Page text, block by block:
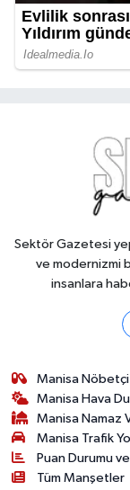
Sektör Gazetesi
ve modernizmi
insanlara
Manisa
Manisa Hava
Manisa Namaz
Manisa Trafik
Puan Durumu
Tüm Manşetler